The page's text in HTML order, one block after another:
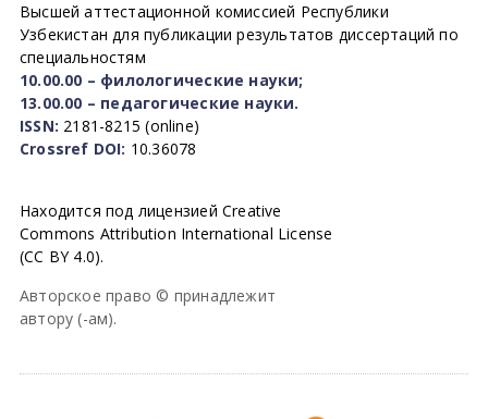
Высшей аттестационной комиссией Республики
Узбекистан для публикации результатов диссертаций по
специальностям
10.00.00 – филологические науки;
13.00.00 – педагогические науки.
ISSN: 2181-8215 (online)
Crossref DOI: 10.36078
Находится под лицензией Creative
Commons Attribution International License
(CC BY 4.0).
Авторское право © принадлежит
автору (-ам).